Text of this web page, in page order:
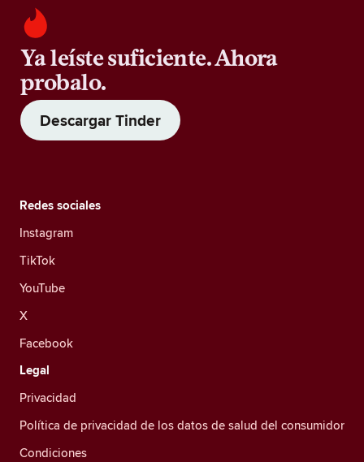
Ya leíste suficiente. Ahora
probalo.
Descargar Tinder
Redes sociales
Instagram
TikTok
YouTube
X
Facebook
Legal
Privacidad
Política de privacidad de los datos de salud del consumidor
Condiciones